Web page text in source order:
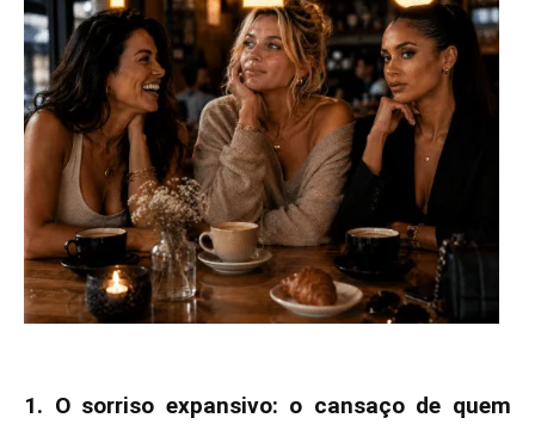
1. O sorriso expansivo: o cansaço de quem